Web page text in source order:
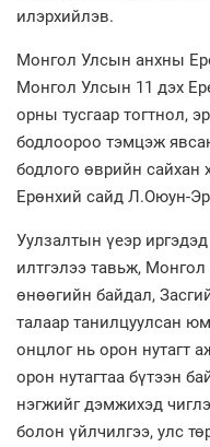
илэрхийлэв.
Монгол Улсын анхны
Монгол Улсын 11 дэх
орны тусгаар тогтнол,
бодлоороо тэмцэж
бодлого өврийн сайхан
Ерөнхий сайд Л.Оюун-
Уулзалтын үеэр
илтгэлээ тавьж,
өнөөгийн байдал,
талаар танилцуулсан
онцлог нь орон нутагт
орон нутагтаа бүтээн
нэгжийг дэмжихэд
болон үйлчилгээ, улс